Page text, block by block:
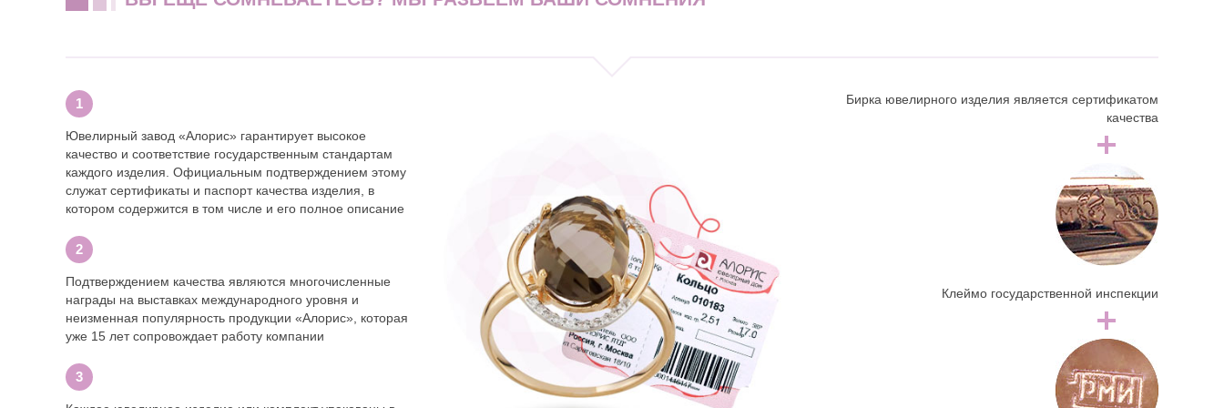
Ювелирный завод «Алорис» гарантирует высокое
качество и соответствие государственным стандартам
каждого изделия. Официальным подтверждением этому
служат сертификаты и паспорт качества изделия, в
котором содержится в том числе и его полное описание
Подтверждением качества являются многочисленные
награды на выставках международного уровня и
неизменная популярность продукции «Алорис», которая
уже 15 лет сопровождает работу компании
Бирка ювелирного изделия является сертификатом
качества
Клеймо государственной инспекции